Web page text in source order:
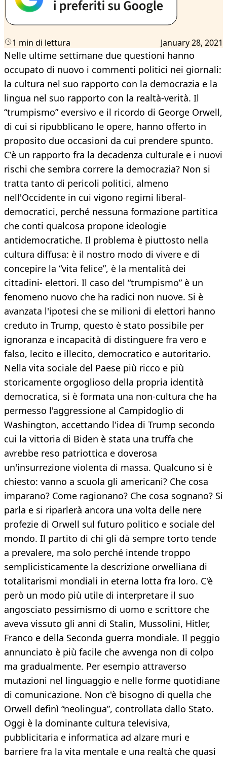
1 min di lettura January 28, 2021
Nelle ultime settimane due questioni hanno
occupato di nuovo i commenti politici nei giornali:
la cultura nel suo rapporto con la democrazia e la
lingua nel suo rapporto con la realtà-verità. Il
“trumpismo” eversivo e il ricordo di George Orwell,
di cui si ripubblicano le opere, hanno offerto in
proposito due occasioni da cui prendere spunto.
C'è un rapporto fra la decadenza culturale e i nuovi
rischi che sembra correre la democrazia? Non si
tratta tanto di pericoli politici, almeno
nell'Occidente in cui vigono regimi liberal-
democratici, perché nessuna formazione partitica
che conti qualcosa propone ideologie
antidemocratiche. Il problema è piuttosto nella
cultura diffusa: è il nostro modo di vivere e di
concepire la “vita felice”, è la mentalità dei
cittadini- elettori. Il caso del “trumpismo” è un
fenomeno nuovo che ha radici non nuove. Si è
avanzata l'ipotesi che se milioni di elettori hanno
creduto in Trump, questo è stato possibile per
ignoranza e incapacità di distinguere fra vero e
falso, lecito e illecito, democratico e autoritario.
Nella vita sociale del Paese più ricco e più
storicamente orgoglioso della propria identità
democratica, si è formata una non-cultura che ha
permesso l'aggressione al Campidoglio di
Washington, accettando l'idea di Trump secondo
cui la vittoria di Biden è stata una truffa che
avrebbe reso patriottica e doverosa
un'insurrezione violenta di massa. Qualcuno si è
chiesto: vanno a scuola gli americani? Che cosa
imparano? Come ragionano? Che cosa sognano? Si
parla e si riparlerà ancora una volta delle nere
profezie di Orwell sul futuro politico e sociale del
mondo. Il partito di chi gli dà sempre torto tende
a prevalere, ma solo perché intende troppo
semplicisticamente la descrizione orwelliana di
totalitarismi mondiali in eterna lotta fra loro. C'è
però un modo più utile di interpretare il suo
angosciato pessimismo di uomo e scrittore che
aveva vissuto gli anni di Stalin, Mussolini, Hitler,
Franco e della Seconda guerra mondiale. Il peggio
annunciato è più facile che avvenga non di colpo
ma gradualmente. Per esempio attraverso
mutazioni nel linguaggio e nelle forme quotidiane
di comunicazione. Non c'è bisogno di quella che
Orwell definì “neolingua”, controllata dallo Stato.
Oggi è la dominante cultura televisiva,
pubblicitaria e informatica ad alzare muri e
barriere fra la vita mentale e una realtà che quasi